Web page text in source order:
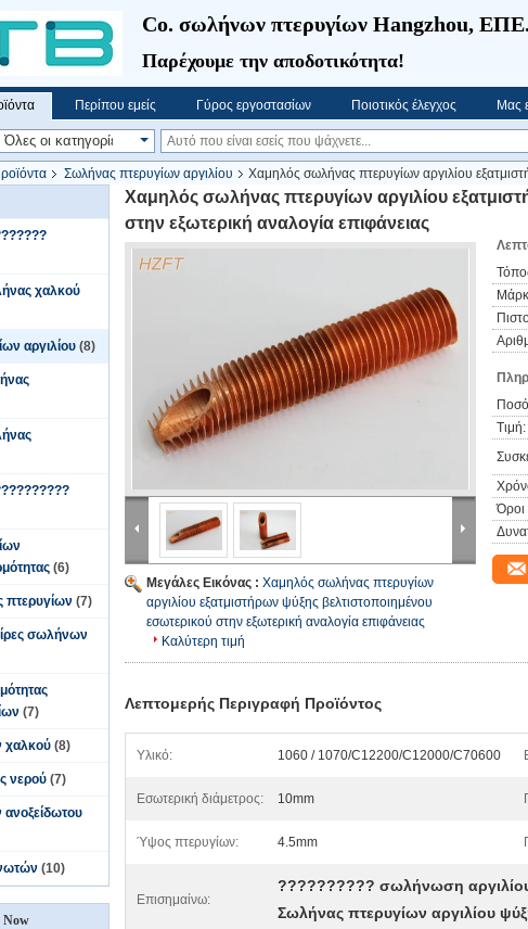
Co. σωλήνων πτερυγίων Hangzhou, ΕΠΕ.
Παρέχουμε την αποδοτικότητα!
Περίπου εμείς Γύρος εργοστασίων Ποιοτικός έλεγχος Μας
Σωλήνας πτερυγίων αργιλίου
Χαμηλός σωλήνας πτερυγίων αργιλίου
χαλκού
αργιλίου (8)
(6)
(7)
σωλήνων
(7)
χαλκού (8)
νερού (7)
(10)
Now
Χαμηλός σωλήνας πτερυγίων αργιλίου
στην εξωτερική αναλογία επιφάνειας
Μεγάλες Εικόνας : Χαμηλός σωλήνας πτερυγίων
αργιλίου εξατμιστήρων ψύξης βελτιστοποιημένου
εσωτερικού στην εξωτερική αναλογία επιφάνειας
Καλύτερη τιμή
Τιμή:
Λεπτομερής Περιγραφή Προϊόντος
Υλικό: 1060 / 1070/C12200/C12000/C70600
Εσωτερική διάμετρος: 10mm
Ύψος πτερυγίων: 4.5mm
Επισημαίνω:
?????????? σωλήνωση
Σωλήνας πτερυγίων αργιλίου